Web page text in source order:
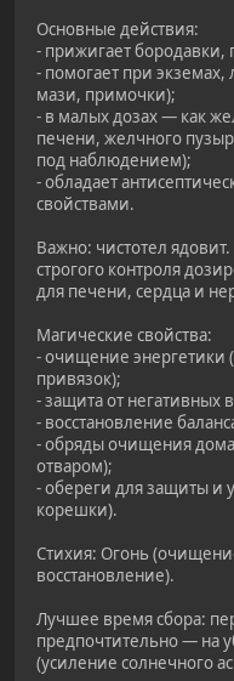
Основные действия:
- прижигает
- помогает при
мази, примочки);
- в малых дозах — как
печени, желчного
под наблюдением);
- обладает
свойствами.
Важно: чистотел
строгого контроля
для печени, сердца и
Магические свойства:
- очищение энергетики
привязок);
- защита от негативных
- восстановление
- обряды очищения
отваром);
- обереги для защиты и
корешки).
Стихия: Огонь
восстановление).
Лучшее время сбора:
предпочтительно — на
(усиление солнечного